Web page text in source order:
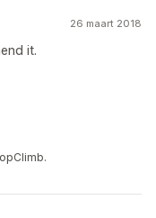
26 maart 2018
it.